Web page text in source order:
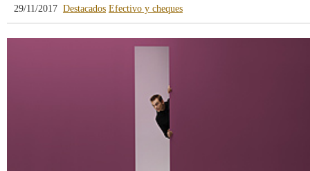
29/11/2017 Destacados Efectivo y cheques